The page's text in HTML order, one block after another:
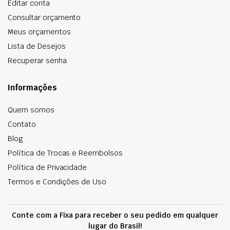
Editar conta
Consultar orçamento
Meus orçamentos
Lista de Desejos
Recuperar senha
Informações
Quem somos
Contato
Blog
Política de Trocas e Reembolsos
Política de Privacidade
Termos e Condições de Uso
Conte com a Fixa para receber o seu pedido em qualquer
lugar do Brasil!